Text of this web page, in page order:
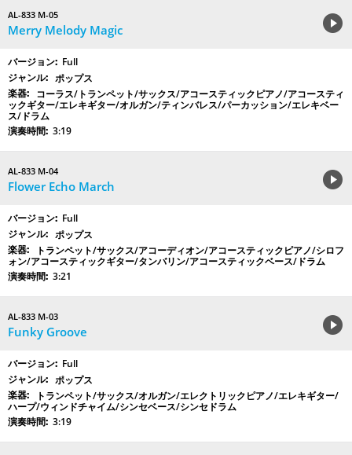
AL-833 M-05
Merry Melody Magic
Full
ポップス
コーラス/トランペット/サックス/アコースティックピアノ/アコースティ
ックギター/エレキギター/オルガン/ティンバレス/パーカッション/エレキベー
ス/ドラム
3:19
AL-833 M-04
Flower Echo March
Full
ポップス
トランペット/サックス/アコーディオン/アコースティックピアノ/シロフ
ォン/アコースティックギター/タンバリン/アコースティックベース/ドラム
3:21
AL-833 M-03
Funky Groove
Full
ポップス
トランペット/サックス/オルガン/エレクトリックピアノ/エレキギター/
ハープ/ウィンドチャイム/シンセベース/シンセドラム
3:19